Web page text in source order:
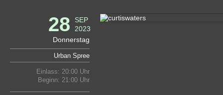
28
SEP
2023
Donnerstag
Urban Spree
Einlass: 20:00 Uhr
Beginn: 21:00 Uhr